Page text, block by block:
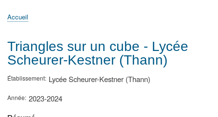
Accueil
ActualitésMATh.en.JEANS ?
Régions et Ateliers
Créer, gérer un atelier
Sujets/Publications
Congrès
d'Ariane
Accueil
Triangles sur un cube - Lycée
Scheurer-Kestner (Thann)
Établissement Lycée Scheurer-Kestner (Thann)
Année 2023-2024